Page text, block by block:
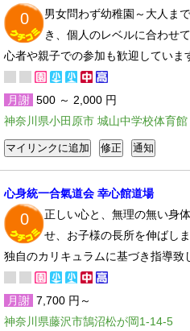
0
男女問わず幼稚園～大人ま
き、個人のレベルに合わせ
心者や親子での参加も歓迎していま
月謝 500 ～ 2,000 円
神奈川県小田原市 城山中学校体育館
心身統一合氣道会 幸心館道場
0
正しい心と、無理の無い身
せ、お子様の長所を伸ばし
独自のカリキュラムに基づき指導致
月謝 7,700 円～
神奈川県藤沢市鵠沼松が岡1-14-5